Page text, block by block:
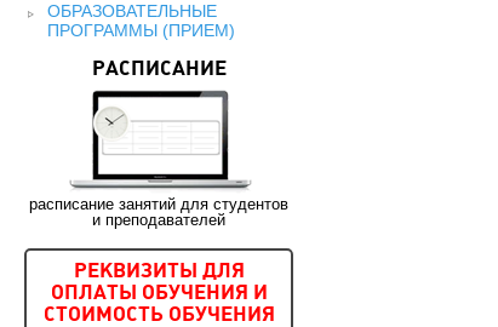
ОБРАЗОВАТЕЛЬНЫЕ
ПРОГРАММЫ (ПРИЕМ)
РАСПИСАНИЕ
расписание занятий для студентов
и преподавателей
РЕКВИЗИТЫ ДЛЯ
ОПЛАТЫ ОБУЧЕНИЯ И
СТОИМОСТЬ ОБУЧЕНИЯ